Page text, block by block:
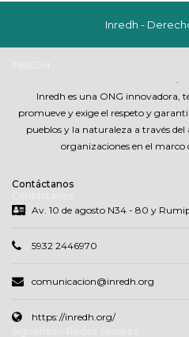
Inredh -
Inredh es una ONG innovadora,
Av. 10 de agosto N34 - 80 y